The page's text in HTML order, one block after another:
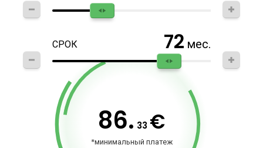
СРОК 72 мес.
86. 33 €
*минимальный платеж